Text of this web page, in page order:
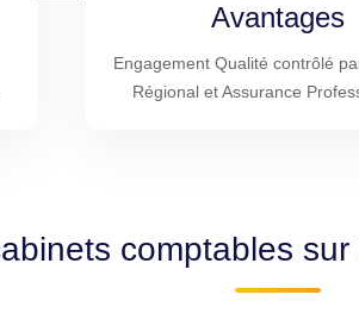
Avantages
Engagement Qualité contrôlé
Régional et Assurance
comptables